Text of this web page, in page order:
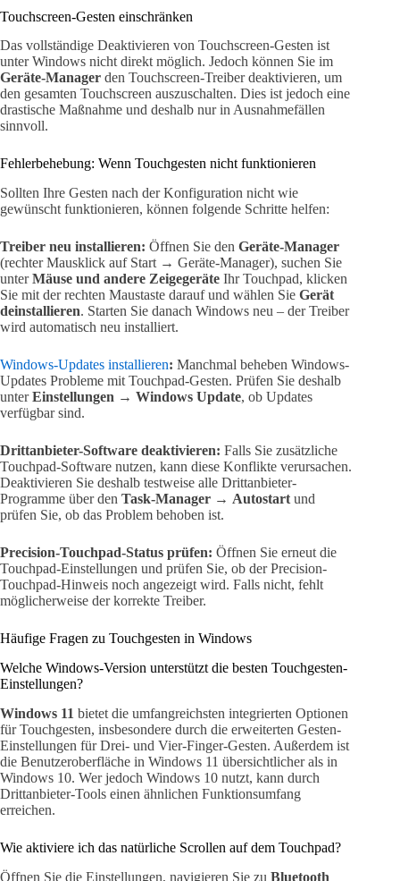
Touchscreen-Gesten einschränken
Das vollständige Deaktivieren von Touchscreen-Gesten ist
unter Windows nicht direkt möglich. Jedoch können Sie im
Geräte-Manager den Touchscreen-Treiber deaktivieren, um
den gesamten Touchscreen auszuschalten. Dies ist jedoch eine
drastische Maßnahme und deshalb nur in Ausnahmefällen
sinnvoll.
Fehlerbehebung: Wenn Touchgesten nicht funktionieren
Sollten Ihre Gesten nach der Konfiguration nicht wie
gewünscht funktionieren, können folgende Schritte helfen:
Treiber neu installieren: Öffnen Sie den Geräte-Manager
(rechter Mausklick auf Start → Geräte-Manager), suchen Sie
unterMäuse und andere Zeigegeräte Ihr Touchpad, klicken
Sie mit der rechten Maustaste darauf und wählen Sie Gerät
deinstallieren. Starten Sie danach Windows neu – der Treiber
wird automatisch neu installiert.
Windows-Updates installieren: Manchmal beheben Windows-
Updates Probleme mit Touchpad-Gesten. Prüfen Sie deshalb
unterEinstellungen → Windows Update, ob Updates
verfügbar sind.
Drittanbieter-Software deaktivieren: Falls Sie zusätzliche
Touchpad-Software nutzen, kann diese Konflikte verursachen.
Deaktivieren Sie deshalb testweise alle Drittanbieter-
Programme über den Task-Manager → Autostart und
prüfen Sie, ob das Problem behoben ist.
Precision-Touchpad-Status prüfen: Öffnen Sie erneut die
Touchpad-Einstellungen und prüfen Sie, ob der Precision-
Touchpad-Hinweis noch angezeigt wird. Falls nicht, fehlt
möglicherweise der korrekte Treiber.
Häufige Fragen zu Touchgesten in Windows
Welche Windows-Version unterstützt die besten Touchgesten-
Einstellungen?
Windows 11 bietet die umfangreichsten integrierten Optionen
für Touchgesten, insbesondere durch die erweiterten Gesten-
Einstellungen für Drei- und Vier-Finger-Gesten. Außerdem ist
die Benutzeroberfläche in Windows 11 übersichtlicher als in
Windows 10. Wer jedoch Windows 10 nutzt, kann durch
Drittanbieter-Tools einen ähnlichen Funktionsumfang
erreichen.
Wie aktiviere ich das natürliche Scrollen auf dem Touchpad?
Öffnen Sie die Einstellungen, navigieren Sie zu Bluetooth